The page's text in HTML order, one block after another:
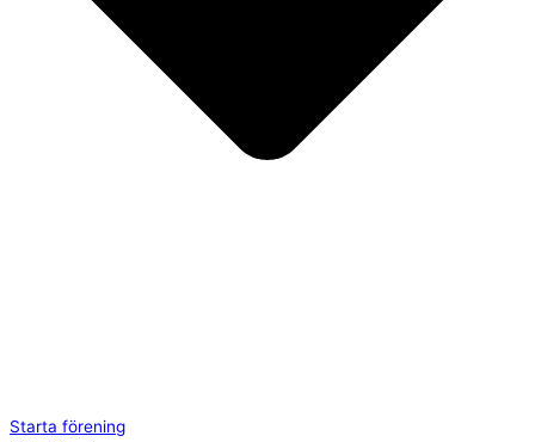
Starta förening